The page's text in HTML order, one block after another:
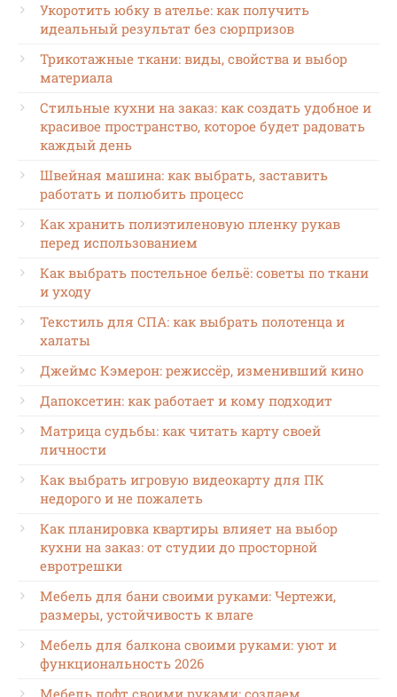
Укоротить юбку в ателье: как получить
идеальный результат без сюрпризов
Трикотажные ткани: виды, свойства и выбор
материала
Стильные кухни на заказ: как создать удобное и
красивое пространство, которое будет радовать
каждый день
Швейная машина: как выбрать, заставить
работать и полюбить процесс
Как хранить полиэтиленовую пленку рукав
перед использованием
Как выбрать постельное бельё: советы по ткани
и уходу
Текстиль для СПА: как выбрать полотенца и
халаты
Джеймс Кэмерон: режиссёр, изменивший кино
Дапоксетин: как работает и кому подходит
Матрица судьбы: как читать карту своей
личности
Как выбрать игровую видеокарту для ПК
недорого и не пожалеть
Как планировка квартиры влияет на выбор
кухни на заказ: от студии до просторной
евротрешки
Мебель для бани своими руками: Чертежи,
размеры, устойчивость к влаге
Мебель для балкона своими руками: уют и
функциональность 2026